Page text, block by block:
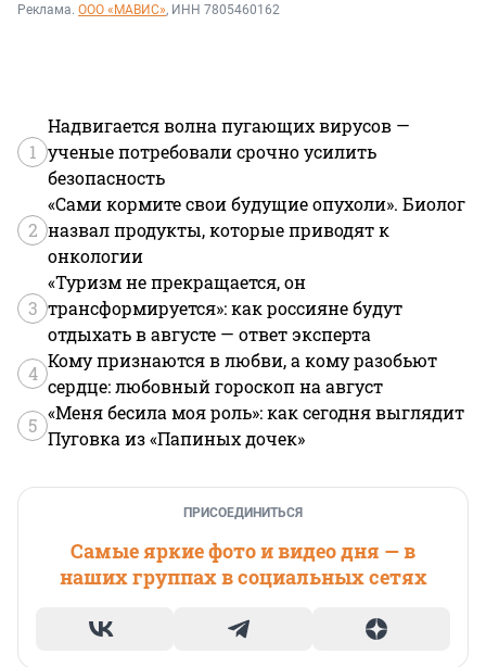
Реклама. ООО «МАВИС», ИНН 7805460162
1
Надвигается волна пугающих вирусов —
ученые потребовали срочно усилить
безопасность
2
«Сами кормите свои будущие опухоли». Биолог
назвал продукты, которые приводят к
онкологии
3
«Туризм не прекращается, он
трансформируется»: как россияне будут
отдыхать в августе — ответ эксперта
4
Кому признаются в любви, а кому разобьют
сердце: любовный гороскоп на август
5
«Меня бесила моя роль»: как сегодня выглядит
Пуговка из «Папиных дочек»
ПРИСОЕДИНИТЬСЯ
Самые яркие фото и видео дня — в
наших группах в социальных сетях